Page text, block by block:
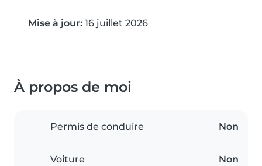
Mise à jour: 16 juillet 2026
À propos de moi
Permis de conduire Non
Voiture Non